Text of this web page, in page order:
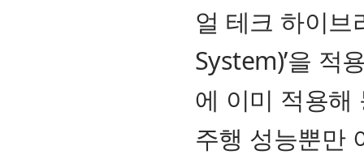
얼 테크 하이
System)’을 적
에 이미 적용해
주행 성능뿐만